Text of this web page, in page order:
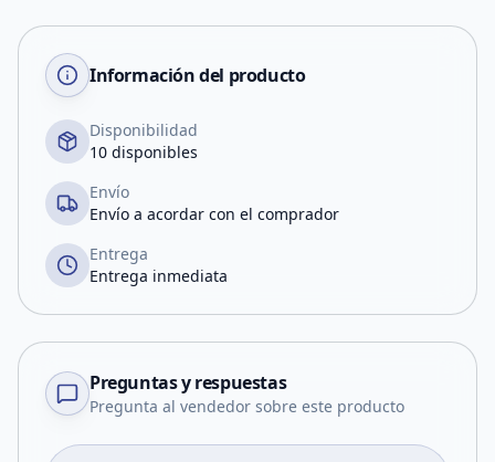
Información del producto
Disponibilidad
10 disponibles
Envío
Envío a acordar con el comprador
Entrega
Entrega inmediata
Preguntas y respuestas
Pregunta al vendedor sobre este producto